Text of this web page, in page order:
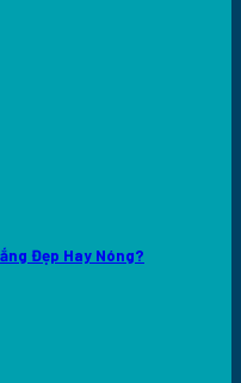
Đẹp Hay Nóng?